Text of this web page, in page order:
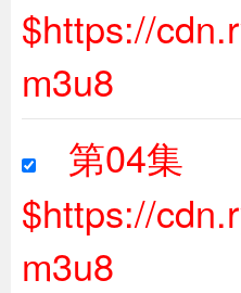
$https://
m3u8
第04集
$https://
m3u8